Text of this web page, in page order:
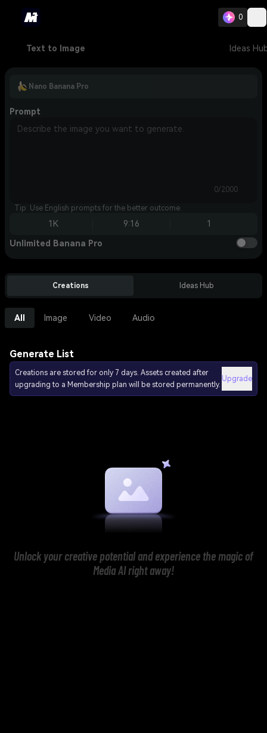
0
Text to Image Ideas
Nano Banana Pro
Prompt
0/2000
Tip: Use English prompts for the better outcome.
1K 9:16 1
Unlimited Banana Pro
Creations Ideas Hub
All Image Video Audio
Generate List
Creations are stored for only 7 days. Assets created after
upgrading to a Membership plan will be stored permanently.
Upgrade
Unlock your creative potential and experience the magic of
Media AI right away!